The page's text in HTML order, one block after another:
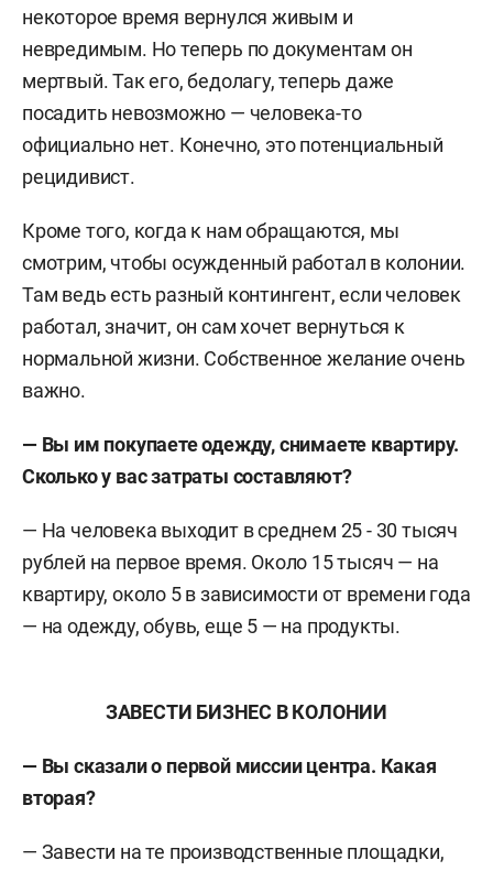
некоторое время вернулся живым и
невредимым. Но теперь по документам он
мертвый. Так его, бедолагу, теперь даже
посадить невозможно — человека-то
официально нет. Конечно, это потенциальный
рецидивист.
Кроме того, когда к нам обращаются, мы
смотрим, чтобы осужденный работал в колонии.
Там ведь есть разный контингент, если человек
работал, значит, он сам хочет вернуться к
нормальной жизни. Собственное желание очень
важно.
— Вы им покупаете одежду, снимаете квартиру.
Сколько у вас затраты составляют?
— На человека выходит в среднем 25 - 30 тысяч
рублей на первое время. Около 15 тысяч — на
квартиру, около 5 в зависимости от времени года
— на одежду, обувь, еще 5 — на продукты.
ЗАВЕСТИ БИЗНЕС В КОЛОНИИ
— Вы сказали о первой миссии центра. Какая
вторая?
— Завести на те производственные площадки,